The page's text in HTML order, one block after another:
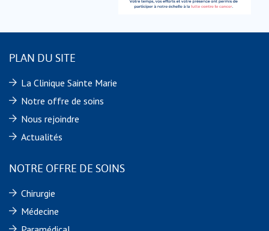
PLAN DU SITE
La Clinique Sainte Marie
Notre offre de soins
Nous rejoindre
Actualités
NOTRE OFFRE DE SOINS
Chirurgie
Médecine